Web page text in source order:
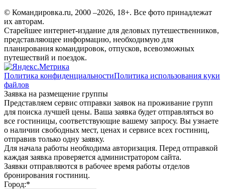
© Командировка.ru, 2000 –2026, 18+. Все фото принадлежат
их авторам.
Старейшее интернет-издание для деловых путешественников,
представляющее информацию, необходимую для
планирования командировок, отпусков, всевозможных
путешествий и поездок.
Политика конфиденциальностиПолитика использования куки
файлов
Заявка на размещение группы
Представляем сервис отправки заявок на проживание групп
для поиска лучшей цены. Ваша заявка будет отправляться во
все гостиницы, соответствующие вашему запросу. Вы узнаете
о наличии свободных мест, ценах и сервисе всех гостиниц,
отправив только одну заявку.
Для начала работы необходима авторизация. Перед отправкой
каждая заявка проверяется администратором сайта.
Заявки отправляются в рабочее время работы отделов
бронирования гостиниц.
Город:*